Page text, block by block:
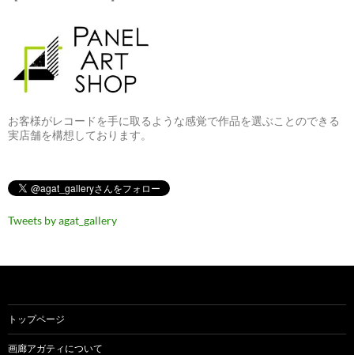
お客様がレコードを手に取るような感覚で作品を選ぶことのできる
実店舗を構想しております。
Tweets by agat_gallery
トップページ
画廊アガティについて